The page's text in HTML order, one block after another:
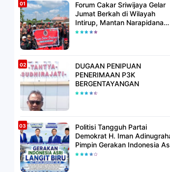
Forum Cakar Sriwijaya Gelar
Jumat Berkah di Wilayah
Intirup, Mantan Narapidana
yang Telah Berhijrah Turut
DUGAAN PENIPUAN
PENERIMAAN P3K
BERGENTAYANGAN
Politisi Tangguh Partai
Demokrat H. Iman
Pimpin Gerakan Indonesia
Langit Biru Di Pantai Citepus